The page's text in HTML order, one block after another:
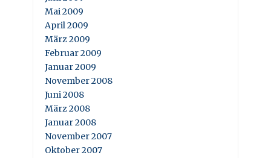
Mai 2009
April 2009
März 2009
Februar 2009
Januar 2009
November 2008
Juni 2008
März 2008
Januar 2008
November 2007
Oktober 2007